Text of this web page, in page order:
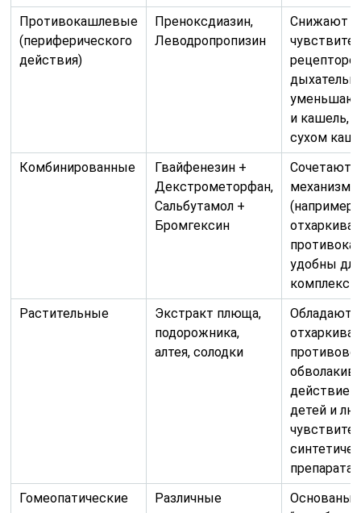
Противокашлевые
(периферического
действия)
Преноксдиазин,
Леводропропизин
Снижают
и кашель,
сухом
Комбинированные
Гвайфенезин +
Декстрометорфан,
Сальбутамол +
Бромгексин
Сочетают
(например,
удобны для
Растительные
Экстракт плюща,
подорожника,
алтея, солодки
Обладают
детей и
Гомеопатические
Различные
Основаны